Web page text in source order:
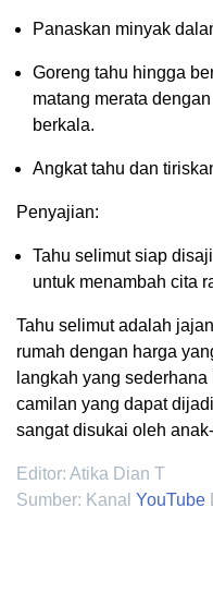
Panaskan minyak
Goreng tahu hingga
matang merata
berkala.
Angkat tahu dan
Penyajian:
Tahu selimut siap
untuk menambah cita
Tahu selimut adalah
rumah dengan harga
langkah yang
camilan yang dapat
sangat disukai oleh
Editor: Atika Dian T
Sumber: Kanal YouTube